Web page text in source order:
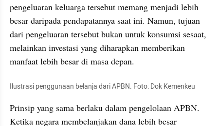
pengeluaran keluarga tersebut memang menjadi lebih
besar daripada pendapatannya saat ini. Namun, tujuan
dari pengeluaran tersebut bukan untuk konsumsi sesaat,
melainkan investasi yang diharapkan memberikan
manfaat lebih besar di masa depan.
Ilustrasi penggunaan belanja dari APBN. Foto: Dok Kemenkeu
Prinsip yang sama berlaku dalam pengelolaan APBN.
Ketika negara membelanjakan dana lebih besar